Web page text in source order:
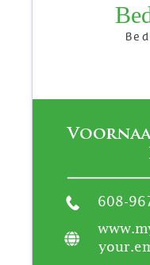
608-